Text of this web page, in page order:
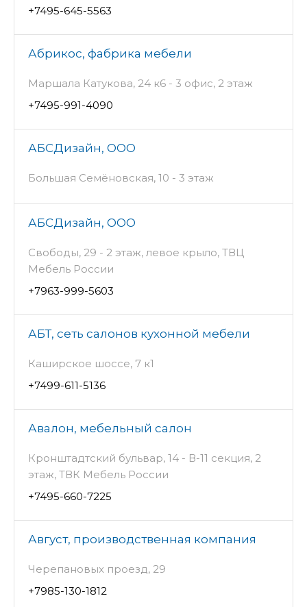
+7495-645-5563
Абрикос, фабрика мебели
Маршала Катукова, 24 к6 - 3 офис, 2 этаж
+7495-991-4090
АБСДизайн, ООО
Большая Семёновская, 10 - 3 этаж
АБСДизайн, ООО
Свободы, 29 - 2 этаж, левое крыло, ТВЦ
Мебель России
+7963-999-5603
АБТ, сеть салонов кухонной мебели
Каширское шоссе, 7 к1
+7499-611-5136
Авалон, мебельный салон
Кронштадтский бульвар, 14 - В-11 секция, 2
этаж, ТВК Мебель России
+7495-660-7225
Август, производственная компания
Черепановых проезд, 29
+7985-130-1812